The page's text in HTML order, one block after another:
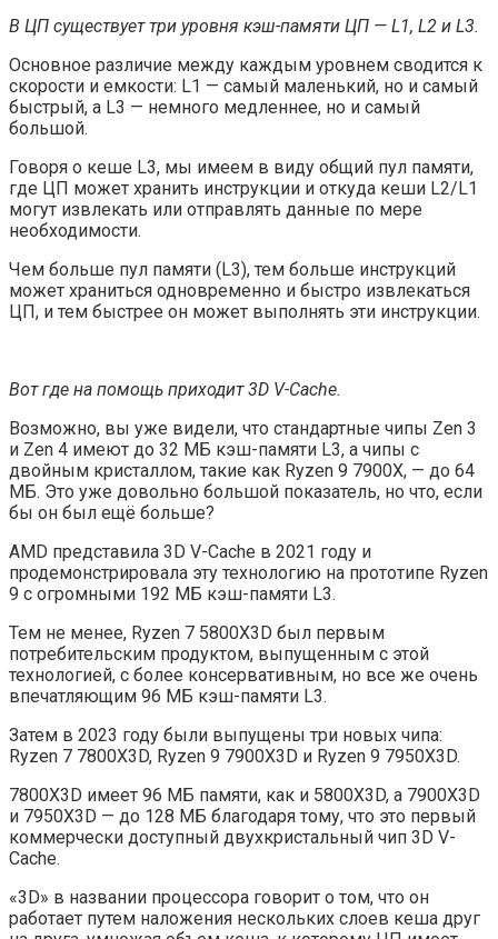
В ЦП существует три уровня кэш-памяти ЦП — L1, L2 и L3.
Основное различие между каждым уровнем сводится к
скорости и емкости: L1 — самый маленький, но и самый
быстрый, а L3 — немного медленнее, но и самый
большой.
Говоря о кеше L3, мы имеем в виду общий пул памяти,
где ЦП может хранить инструкции и откуда кеши L2/L1
могут извлекать или отправлять данные по мере
необходимости.
Чем больше пул памяти (L3), тем больше инструкций
может храниться одновременно и быстро извлекаться
ЦП, и тем быстрее он может выполнять эти инструкции.
Вот где на помощь приходит 3D V-Cache.
Возможно, вы уже видели, что стандартные чипы Zen 3
и Zen 4 имеют до 32 МБ кэш-памяти L3, а чипы с
двойным кристаллом, такие как Ryzen 9 7900X, — до 64
МБ. Это уже довольно большой показатель, но что, если
бы он был ещё больше?
AMD представила 3D V-Cache в 2021 году и
продемонстрировала эту технологию на прототипе Ryzen
9 с огромными 192 МБ кэш-памяти L3.
Тем не менее, Ryzen 7 5800X3D был первым
потребительским продуктом, выпущенным с этой
технологией, с более консервативным, но все же очень
впечатляющим 96 МБ кэш-памяти L3.
Затем в 2023 году были выпущены три новых чипа:
Ryzen 7 7800X3D, Ryzen 9 7900X3D и Ryzen 9 7950X3D.
7800X3D имеет 96 МБ памяти, как и 5800X3D, а 7900X3D
и 7950X3D — до 128 МБ благодаря тому, что это первый
коммерчески доступный двухкристальный чип 3D V-
Cache.
«3D» в названии процессора говорит о том, что он
работает путем наложения нескольких слоев кеша друг